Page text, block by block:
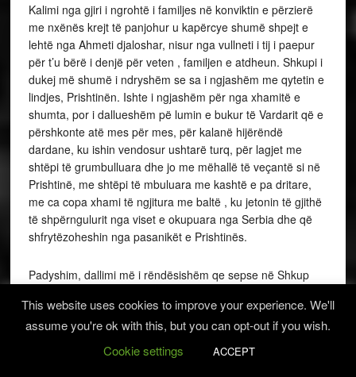
Kalimi nga gjiri i ngrohtë i familjes në konviktin e përzierë
me nxënës krejt të panjohur u kapërcye shumë shpejt e
lehtë nga Ahmeti djaloshar, nisur nga vullneti i tij i paepur
për t’u bërë i denjë për veten , familjen e atdheun. Shkupi i
dukej më shumë i ndryshëm se sa i ngjashëm me qytetin e
lindjes, Prishtinën. Ishte i ngjashëm për nga xhamitë e
shumta, por i dallueshëm pë lumin e bukur të Vardarit që e
përshkonte atë mes për mes, për kalanë hijërëndë
dardane, ku ishin vendosur ushtarë turq, për lagjet me
shtëpi të grumbulluara dhe jo me mëhallë të veçantë si në
Prishtinë, me shtëpi të mbuluara me kashtë e pa dritare,
me ca copa xhami të ngjitura me baltë , ku jetonin të gjithë
të shpërngulurit nga viset e okupuara nga Serbia dhe që
shfrytëzoheshin nga pasanikët e Prishtinës.
Padyshim, dallimi më i rëndësishëm qe sepse në Shkup
ndërsa në Prishtinë shqipja flitej vetëm në lagjen me
kësolla, “lagjen e muhaxhirëve”, si quhet ende sot.
This website uses cookies to improve your experience. We'll
assume you're ok with this, but you can opt-out if you wish.
Cookie settings
ACCEPT